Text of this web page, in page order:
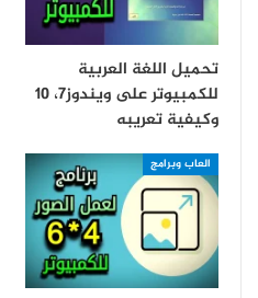
تحميل اللغة العربية
للكمبيوتر على ويندوز7، 10
وكيفية تعريبه
العاب وبرامج